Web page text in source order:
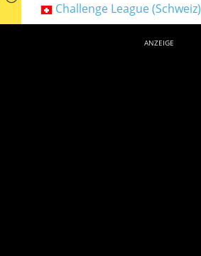
Challenge League (Schweiz)
ANZEIGE